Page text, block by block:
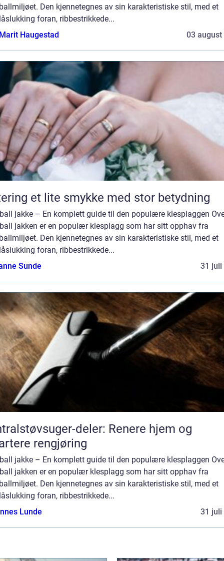
Den kjennetegnes av sin karakteristiske stil, med et
foran, ribbestrikkede...
Haugestad
03 august
Giftering et lite smykke med stor betydning
jakke – En komplett guide til den populære klesplaggen
jakken er en populær klesplagg som har sitt opphav fra
Den kjennetegnes av sin karakteristiske stil, med et
foran, ribbestrikkede...
Sunde
31 juli
deler: Renere hjem og
rengjøring
jakke – En komplett guide til den populære klesplaggen
jakken er en populær klesplagg som har sitt opphav fra
Den kjennetegnes av sin karakteristiske stil, med et
foran, ribbestrikkede...
Lunde
31 juli